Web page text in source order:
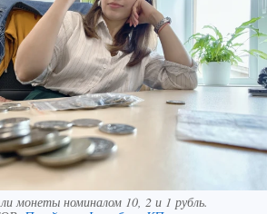
монеты номиналом 10, 2 и 1 рубль.